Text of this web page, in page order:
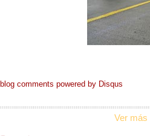
blog comments powered by Disqus
Ver más